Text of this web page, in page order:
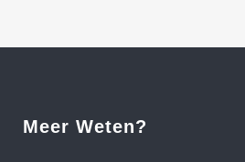
Meer Weten?